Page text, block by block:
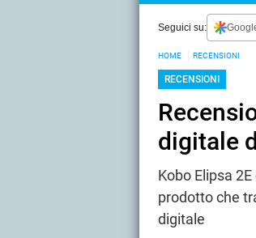
Seguici su:
HOME RECENSIONI
RECENSIONI
digitale
Kobo Elipsa
prodotto che
digitale